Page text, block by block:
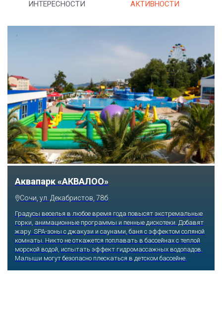
ИНТЕРЕСНОСТИ АКТИВНОСТИ
Аквапарк «АКВАЛОО»
Сочи, ул. Декабристов, 78б
Градусы веселья в любое время года повысят экстремальные
горки, анимационные программы и пенные дискотеки. Добавят
жару SPA-зоны с джакузи и саунами, баня с эффектом соляной
комнаты. Никто не откажется поплавать в бассейнах с теплой
морской водой, испытать эффект гидромассажных водопадов.
Малыши могут безопасно плескаться в детском бассейне.